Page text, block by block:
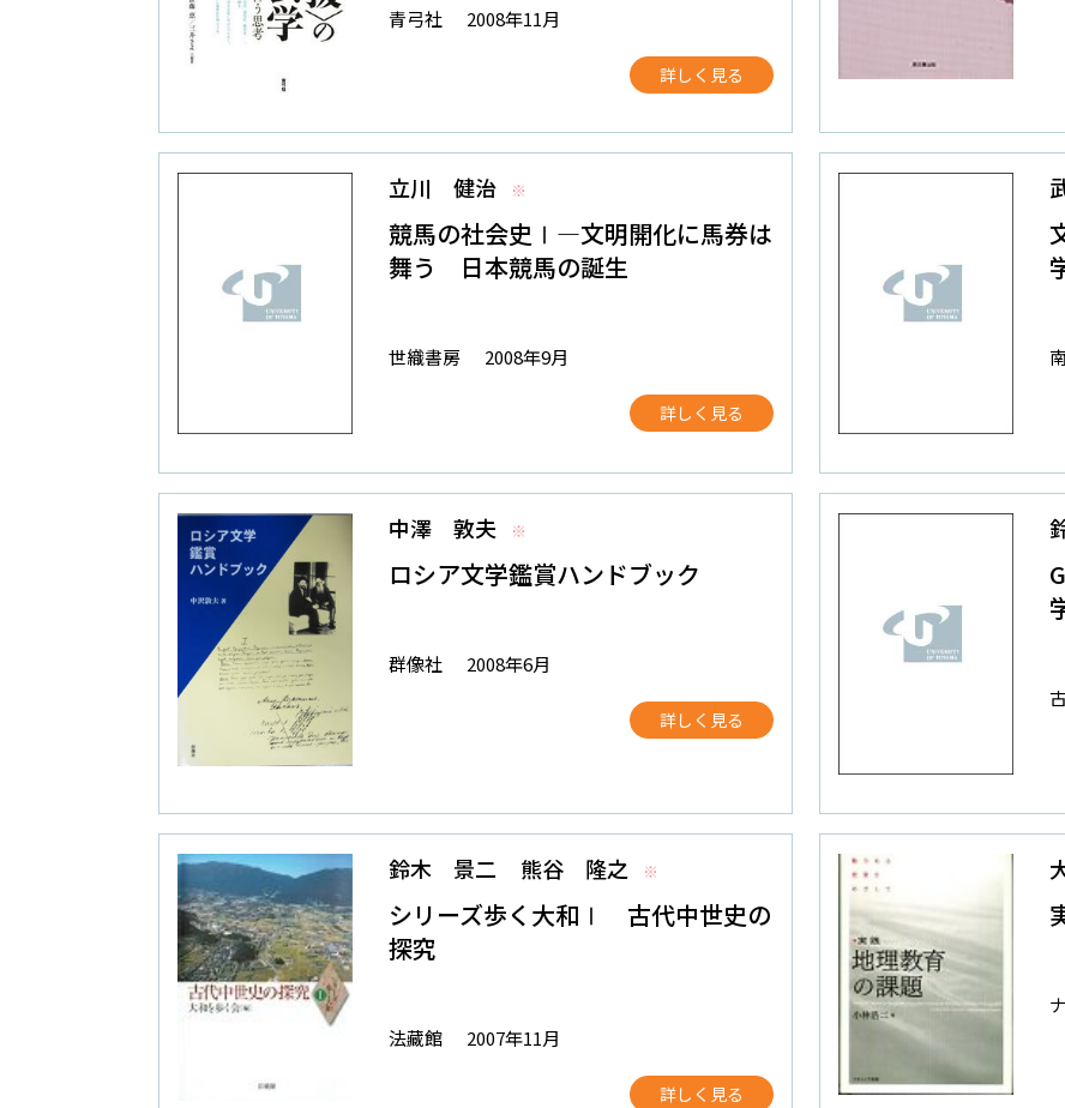
青弓社 2008年11月
詳しく見る
立川 健治 ※
競馬の社会史Ⅰ―文明開化に馬券は
舞う 日本競馬の誕生
世織書房 2008年9月
詳しく見る
中澤 敦夫 ※
ロシア文学鑑賞ハンドブック
群像社 2008年6月
詳しく見る
鈴木 景二 熊谷 隆之 ※
シリーズ歩く大和Ⅰ 古代中世史の
探究
法藏館 2007年11月
詳しく見る